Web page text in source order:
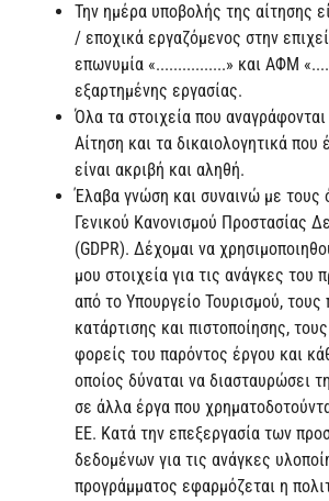
Την ημέρα υποβολής της αίτησης
/ εποχικά εργαζόμενος στην
επωνυμία «................» και ΑΦΜ
εξαρτημένης εργασίας.
Όλα τα στοιχεία που
Αίτηση και τα δικαιολογητικά που
είναι ακριβή και αληθή.
Έλαβα γνώση και συναινώ με τους
Γενικού Κανονισμού Προστασίας
(GDPR). Δέχομαι να
μου στοιχεία για τις ανάγκες του
από το Υπουργείο Τουρισμού, τους
κατάρτισης και πιστοποίησης,
φορείς του παρόντος έργου και
οποίος δύναται να διασταυρώσει
σε άλλα έργα που
ΕΕ. Κατά την επεξεργασία των
δεδομένων για τις ανάγκες
προγράμματος εφαρμόζεται η